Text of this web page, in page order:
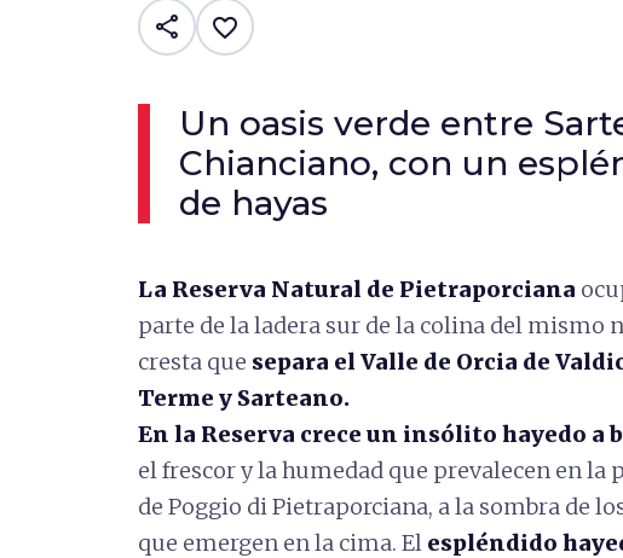
share favorite_border
Un oasis verde entre
Chianciano, con un
de hayas
La Reserva Natural de Pietraporciana
parte de la ladera sur de la colina del mismo
cresta que separa el Valle de Orcia de
Terme y Sarteano.
En la Reserva crece un insólito hayedo a
el frescor y la humedad que prevalecen en la
de Poggio di Pietraporciana, a la sombra de
que emergen en la cima. El espléndido